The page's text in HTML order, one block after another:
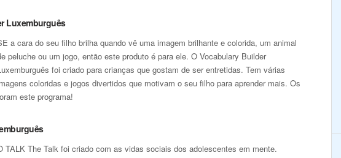
Luxemburguês
a cara do seu filho brilha quando vê uma imagem brilhante e colorida, um animal
peluche ou um jogo, então este produto é para ele. O Vocabulary Builder
foi criado para crianças que gostam de ser entretidas. Tem várias
coloridas e jogos divertidos que motivam o seu filho para aprender mais. Os
este programa!
TALK The Talk foi criado com as vidas sociais dos adolescentes em mente.